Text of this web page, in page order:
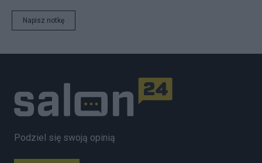
Napisz notkę
Podziel się swoją opinią